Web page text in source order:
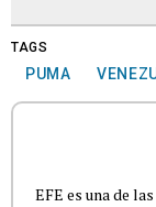
TAGS
PUMA
EFE es una de